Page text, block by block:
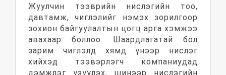
Жуулчин тээврийн нислэгийн тоо,
давтамж, чиглэлийг нэмэх зорилгоор
зохион байгуулалтын цогц арга хэмжээ
авахаар боллоо. Шаардлагатай бол
зарим чиглэлд хямд үнээр нислэг
хийхэд тээвэрлэгч компаниудад
дэмжлэг үзүүлэх, шинээр нислэгийн